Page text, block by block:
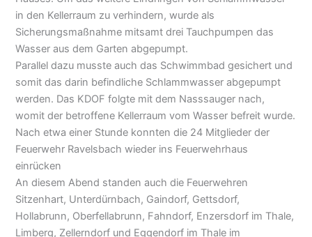
in den Kellerraum zu verhindern, wurde als
Sicherungsmaßnahme mitsamt drei Tauchpumpen das
Wasser aus dem Garten abgepumpt.
Parallel dazu musste auch das Schwimmbad gesichert und
somit das darin befindliche Schlammwasser abgepumpt
werden. Das KDOF folgte mit dem Nasssauger nach,
womit der betroffene Kellerraum vom Wasser befreit wurde.
Nach etwa einer Stunde konnten die 24 Mitglieder der
Feuerwehr Ravelsbach wieder ins Feuerwehrhaus
einrücken
An diesem Abend standen auch die Feuerwehren
Sitzenhart, Unterdürnbach, Gaindorf, Gettsdorf,
Hollabrunn, Oberfellabrunn, Fahndorf, Enzersdorf im Thale,
Limberg, Zellerndorf und Eggendorf im Thale im